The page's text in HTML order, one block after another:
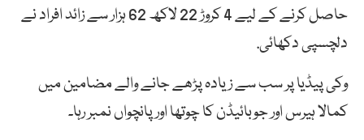
حاصل کرنے کے لیے 4 کروڑ 22 لاکھ 62 ہزار سے زائد افراد نے
دلچسپی دکھائی.
وکی پیڈیا پر سب سے زیادہ پڑھے جانے والے مضامین میں
کمالا ہیرس اور جوبائیڈن کا چوتھا اور پانچواں نمبر رہا۔